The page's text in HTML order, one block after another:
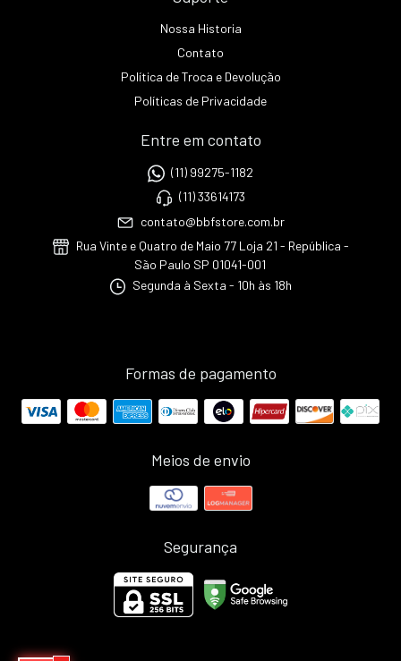
Nossa Historia
Contato
Política de Troca e Devolução
Políticas de Privacidade
Entre em contato
(11) 99275-1182
(11) 33614173
contato@bbfstore.com.br
Rua Vinte e Quatro de Maio 77 Loja 21 - República -
São Paulo SP 01041-001
Segunda à Sexta - 10h às 18h
Formas de pagamento
Meios de envio
Segurança